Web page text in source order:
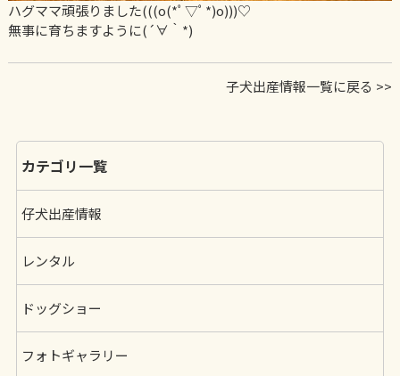
ハグママ頑張りました(((o(*ﾟ▽ﾟ*)o)))♡
無事に育ちますように(´∀｀*)
子犬出産情報一覧に戻る >>
カテゴリ一覧
仔犬出産情報
レンタル
ドッグショー
フォトギャラリー